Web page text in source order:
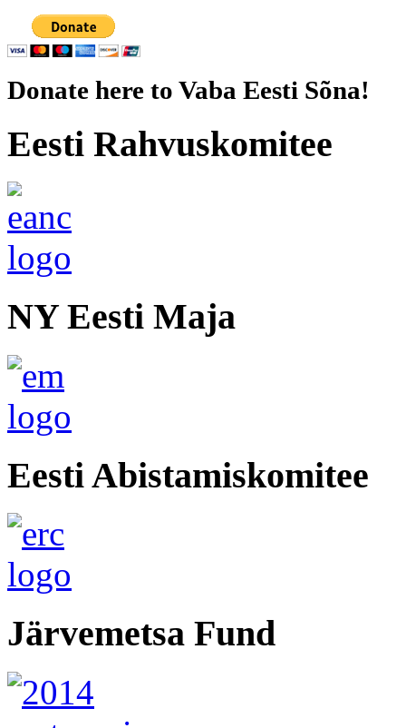
Donate here to Vaba Eesti Sõna!
Eesti Rahvuskomitee
NY Eesti Maja
Eesti Abistamiskomitee
Järvemetsa Fund